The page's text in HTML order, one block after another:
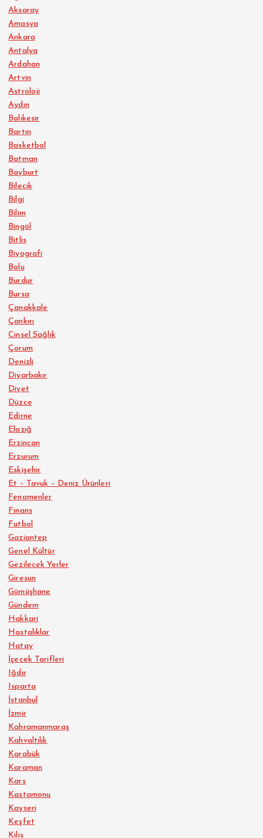
Aksaray
Amasya
Ankara
Antalya
Ardahan
Artvin
Astroloji
Aydın
Balıkesir
Bartın
Basketbol
Batman
Bayburt
Bilecik
Bilgi
Bilim
Bingöl
Bitlis
Biyografi
Bolu
Burdur
Bursa
Çanakkale
Çankırı
Cinsel Sağlık
Çorum
Denizli
Diyarbakır
Diyet
Düzce
Edirne
Elazığ
Erzincan
Erzurum
Eskişehir
Et – Tavuk – Deniz Ürünleri
Fenomenler
Finans
Futbol
Gaziantep
Genel Kültür
Gezilecek Yerler
Giresun
Gümüşhane
Gündem
Hakkari
Hastalıklar
Hatay
İçecek Tarifleri
Iğdır
Isparta
İstanbul
İzmir
Kahramanmaraş
Kahvaltılık
Karabük
Karaman
Kars
Kastamonu
Kayseri
Keşfet
Kilis